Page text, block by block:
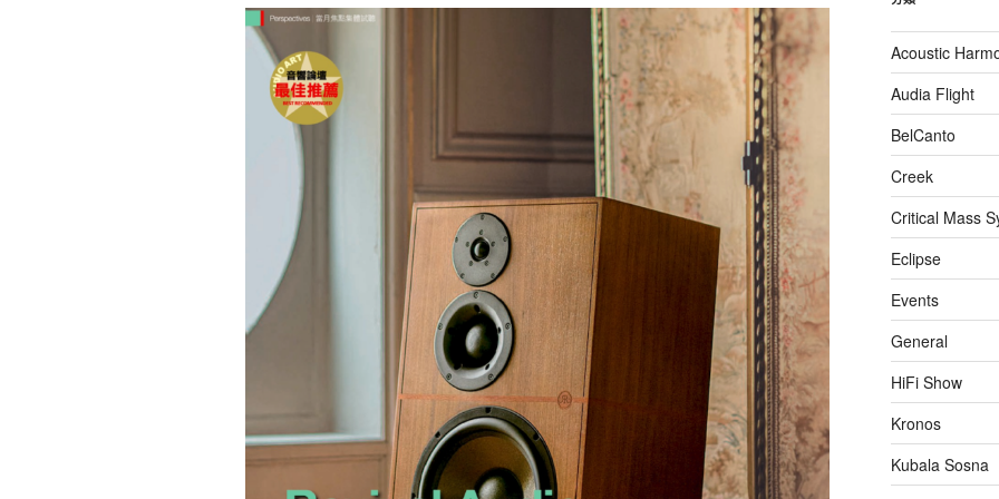
Acoustic
Audia Flight
BelCanto
Creek
Critical Mass
Eclipse
Events
General
HiFi Show
Kronos
Kubala Sosna